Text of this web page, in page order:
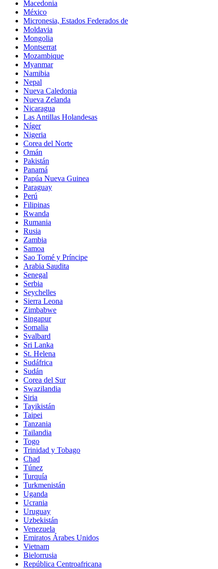
Macedonia
México
Micronesia, Estados Federados de
Moldavia
Mongolia
Montserrat
Mozambique
Myanmar
Namibia
Nepal
Nueva Caledonia
Nueva Zelanda
Nicaragua
Las Antillas Holandesas
Níger
Nigeria
Corea del Norte
Omán
Pakistán
Panamá
Papúa Nueva Guinea
Paraguay
Perú
Filipinas
Rwanda
Rumania
Rusia
Zambia
Samoa
Sao Tomé y Príncipe
Arabia Saudita
Senegal
Serbia
Seychelles
Sierra Leona
Zimbabwe
Singapur
Somalia
Svalbard
Sri Lanka
St. Helena
Sudáfrica
Sudán
Corea del Sur
Swazilandia
Siria
Tayikistán
Taipei
Tanzania
Tailandia
Togo
Trinidad y Tobago
Chad
Túnez
Turquía
Turkmenistán
Uganda
Ucrania
Uruguay
Uzbekistán
Venezuela
Emiratos Árabes Unidos
Vietnam
Bielorrusia
República Centroafricana